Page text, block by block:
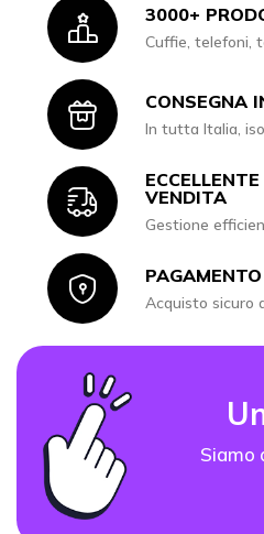
Icon3000+
Cuffie, telefoni,
IconCONSEGNA
In tutta Italia,
IconVENDITA
Gestione
IconAcquisto sicuro
Siamo